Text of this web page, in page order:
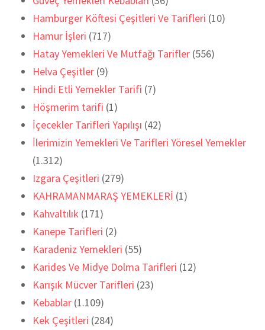
Hamburger Köftesi Çeşitleri Ve Tarifleri (10)
Hamur İşleri (717)
Hatay Yemekleri Ve Mutfağı Tarifler (556)
Helva Çeşitler (9)
Hindi Etli Yemekler Tarifi (7)
Höşmerim tarifi (1)
İçecekler Tarifleri Yapılışı (42)
İlerimizin Yemekleri Ve Tarifleri Yöresel Yemekler
(1.312)
Izgara Çeşitleri (279)
KAHRAMANMARAŞ YEMEKLERİ (1)
Kahvaltılık (171)
Kanepe Tarifleri (2)
Karadeniz Yemekleri (55)
Karides Ve Midye Dolma Tarifleri (12)
Karışık Mücver Tarifleri (23)
Kebablar (1.109)
Kek Çeşitleri (284)